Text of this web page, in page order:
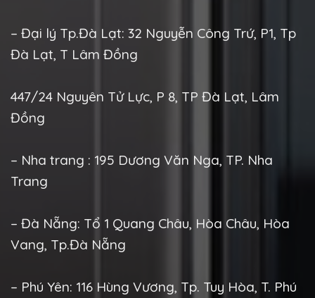
– Đại lý Tp.Đà Lạt: 32 Nguyễn Công Trứ, P1, Tp
Đà Lạt, T Lâm Đồng
447/24 Nguyên Tử Lực, P 8, TP Đà Lạt, Lâm
Đồng
– Nha trang : 195 Dương Văn Nga, TP. Nha
Trang
– Đà Nẵng: Tổ 1 Quang Châu, Hòa Châu, Hòa
Vang, Tp.Đà Nẵng
– Phú Yên: 116 Hùng Vương, Tp. Tuy Hòa, T. Phú